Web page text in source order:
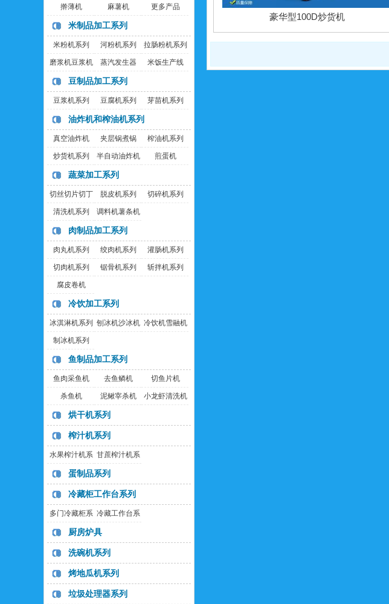
擀薄机 麻薯机 更多产品
米制品加工系列
米粉机系列 河粉机系列 拉肠粉机系列
磨浆机豆浆机 蒸汽发生器 米饭生产线
豆制品加工系列
豆浆机系列 豆腐机系列 芽苗机系列
油炸机和榨油机系列
真空油炸机 夹层锅煮锅 榨油机系列
炒货机系列 半自动油炸机 煎蛋机
蔬菜加工系列
切丝切片切丁
机
脱皮机系列 切碎机系列
清洗机系列 调料机薯条机
肉制品加工系列
肉丸机系列 绞肉机系列 灌肠机系列
切肉机系列 锯骨机系列 斩拌机系列
腐皮卷机
冷饮加工系列
冰淇淋机系列 刨冰机沙冰机 冷饮机雪融机
制冰机系列
鱼制品加工系列
鱼肉采鱼机 去鱼鳞机 切鱼片机
杀鱼机 泥鳅宰杀机 小龙虾清洗机
烘干机系列
榨汁机系列
水果榨汁机系
列
甘蔗榨汁机系
蛋制品系列
冷藏柜工作台系列
多门冷藏柜系
列
冷藏工作台系
厨房炉具
洗碗机系列
烤地瓜机系列
垃圾处理器系列
杨宇青
豪华型100D炒货机